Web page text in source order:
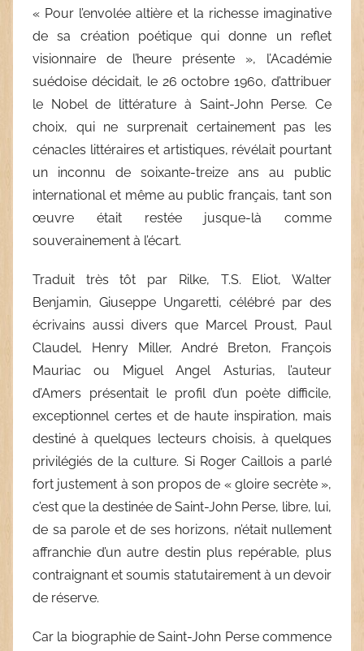
« Pour l’envolée altière et la richesse imaginative
de sa création poétique qui donne un reflet
visionnaire de l’heure présente », l’Académie
suédoise décidait, le 26 octobre 1960, d’attribuer
le Nobel de littérature à Saint-John Perse. Ce
choix, qui ne surprenait certainement pas les
cénacles littéraires et artistiques, révélait pourtant
un inconnu de soixante-treize ans au public
international et même au public français, tant son
œuvre était restée jusque-là comme
souverainement à l’écart.
Traduit très tôt par Rilke, T.S. Eliot, Walter
Benjamin, Giuseppe Ungaretti, célébré par des
écrivains aussi divers que Marcel Proust, Paul
Claudel, Henry Miller, André Breton, François
Mauriac ou Miguel Angel Asturias, l’auteur
d’Amers présentait le profil d’un poète difficile,
exceptionnel certes et de haute inspiration, mais
destiné à quelques lecteurs choisis, à quelques
privilégiés de la culture. Si Roger Caillois a parlé
fort justement à son propos de « gloire secrète »,
c’est que la destinée de Saint-John Perse, libre, lui,
de sa parole et de ses horizons, n’était nullement
affranchie d’un autre destin plus repérable, plus
contraignant et soumis statutairement à un devoir
de réserve.
Car la biographie de Saint-John Perse commence